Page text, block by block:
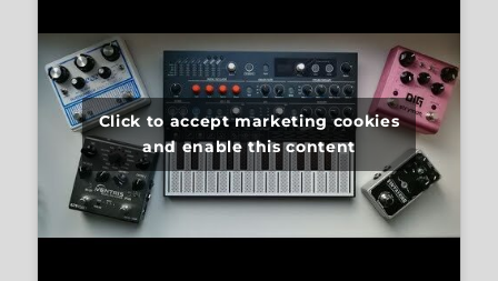
Click to accept marketing cookies
and enable this content